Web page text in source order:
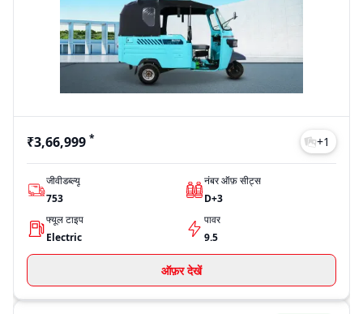
चाहने वाले खरीदारों के लिए टॉप-एंड मॉडल ELC 3 Wheeler की कीमत
₹3,66,999 (एक्स-शोरूम) तक जाती है।
कीमतें स्थान, वेरिएंट और फ्यूल टाइप के अनुसार अलग-अलग हो सकती हैं।
91trucks पर आप लेटेस्ट प्राइस लिस्ट देख सकते हैं, अलग-अलग वेरिएंट की तुलना
कर सकते हैं और फाइनेंस विकल्प भी एक्सप्लोर कर सकते हैं, ताकि आप सही निर्णय ले
में कई मॉडल उपलब्ध कराता है।
Model
Eltra City
ELC 3 Wheeler
D435 Cargo
D599 Plus City
₹3,66,999 * +1
जीवीडब्ल्यू
753
नंबर ऑफ़ सीट्स
D+3
फ्यूल टाइप
Electric
पावर
9.5
ऑफ़र देखें